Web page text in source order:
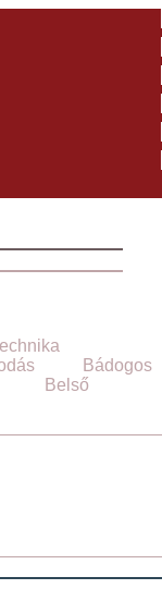
Bádogos
Belső